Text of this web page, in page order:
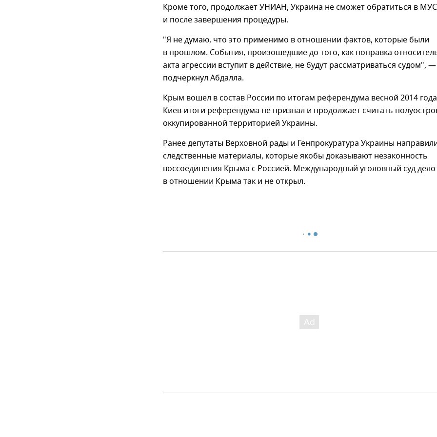
Кроме того, продолжает УНИАН, Украина не сможет обратиться в МУС
и после завершения процедуры.
"Я не думаю, что это применимо в отношении фактов, которые были
в прошлом. События, произошедшие до того, как поправка
акта агрессии вступит в действие, не будут рассматриваться судом", —
подчеркнул Абдалла.
Крым вошел в состав России по итогам референдума весной 2014
Киев итоги референдума не признал и продолжает считать
оккупированной территорией Украины.
Ранее депутаты Верховной рады и Генпрокуратура Украины
следственные материалы, которые якобы доказывают незаконность
воссоединения Крыма с Россией. Международный уголовный суд дело
в отношении Крыма так и не открыл.